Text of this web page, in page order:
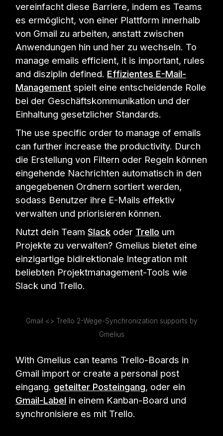
vereinfacht diese Barriere, indem es Teams
es ermöglicht, von einer Plattform innerhalb
von Gmail zu arbeiten, anstatt zwischen
Anwendungen hin und her zu wechseln. To
manage emails efficient, it is important, rules
and disziplin defined. Effizientes E-Mail-
Management spielt eine entscheidende Rolle
bei der Geschäftskommunikation und der
Einhaltung gesetzlicher Standards.
The use specific order to manage of emails
can further increase the productivity. Durch
die Erstellung von Filtern oder Regeln können
eingehende Nachrichten automatisch in den
angegebenen Ordnern sortiert werden,
sodass Benutzer ihre E-Mails effektiv
verwalten und priorisieren können.
Nutzt dein TeamSlack oder Trello um
Projekte zu verwalten? Gmelius bietet eine
einzigartige bidirektionale Integration mit
beliebten Projektmanagement-Tools wie
Slack und Trello.
Gmail <> Trello 2-Wege-Synchronization supports by
Gmelius
With Gmelius can teams Trello-Boards in
Gmail import or create a personal post
eingang. geteilter Posteingang, oder ein
Gmail-Label in einem Kanban-Board und
synchronisiere es mit Trello.